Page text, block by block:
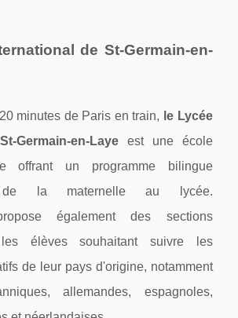
de St-Germain-en-
minutes de Paris en train, le Lycée
Germain-en-Laye est une école
offrant un programme bilingue
de la maternelle au lycée.
également des sections
élèves souhaitant suivre les
de leur pays d'origine, notamment
allemandes, espagnoles,